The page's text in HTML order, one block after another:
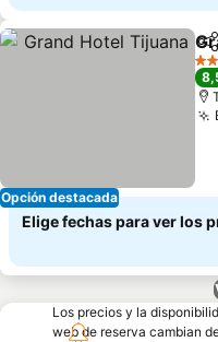
Opción destacada
4
Elige fechas para ver los
Los precios y la
web de reserva cambian